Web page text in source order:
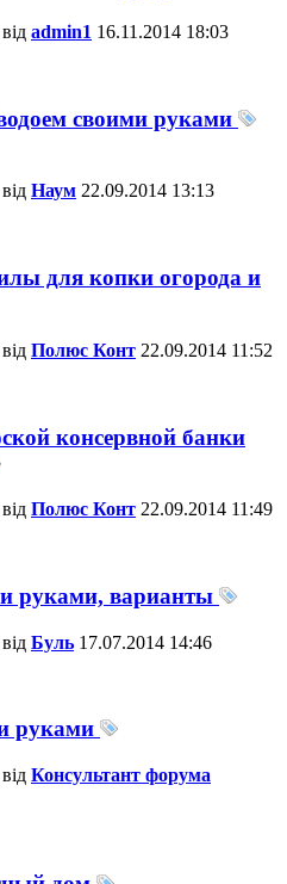
admin1 16.11.2014 18:03
своими руками
Наум 22.09.2014 13:13
для копки огорода и
Полюс Конт 22.09.2014 11:52
консервной банки
Полюс Конт 22.09.2014 11:49
руками, варианты
Буль 17.07.2014 14:46
руками
Консультант форума